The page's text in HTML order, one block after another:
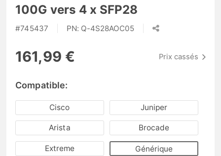
100G vers 4 x SFP28
#745437 PN: Q-4S28AOC05
161,99 € Prix cassés
Compatible:
Cisco Juniper
Arista Brocade
Extreme Générique